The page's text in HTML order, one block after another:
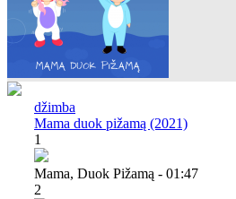
džimba
Mama duok pižamą (2021)
1
Mama, Duok Pižamą - 01:47
2